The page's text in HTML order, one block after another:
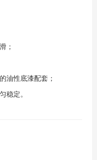
；
油性底漆配套；
稳定。